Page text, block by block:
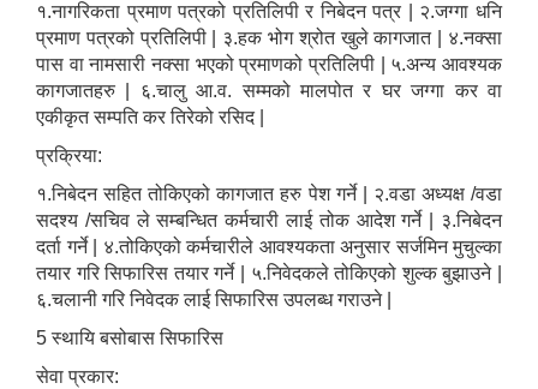
१.नागरिकता प्रमाण पत्रको प्रतिलिपी र निबेदन पत्र | २.जग्गा धनि
प्रमाण पत्रको प्रतिलिपी | ३.हक भोग श्रोत खुले कागजात | ४.नक्सा
पास वा नामसारी नक्सा भएको प्रमाणको प्रतिलिपी | ५.अन्य आवश्यक
कागजातहरु | ६.चालु आ.व. सम्मको मालपोत र घर जग्गा कर वा
एकीकृत सम्पति कर तिरेको रसिद |
प्रक्रिया:
१.निबेदन सहित तोकिएको कागजात हरु पेश गर्ने | २.वडा अध्यक्ष /वडा
सदश्य /सचिव ले सम्बन्धित कर्मचारी लाई तोक आदेश गर्ने | ३.निबेदन
दर्ता गर्ने | ४.तोकिएको कर्मचारीले आवश्यकता अनुसार सर्जमिन मुचुल्का
तयार गरि सिफारिस तयार गर्ने | ५.निवेदकले तोकिएको शुल्क बुझाउने |
६.चलानी गरि निवेदक लाई सिफारिस उपलब्ध गराउने |
5 स्थायि बसोबास सिफारिस
सेवा प्रकार: